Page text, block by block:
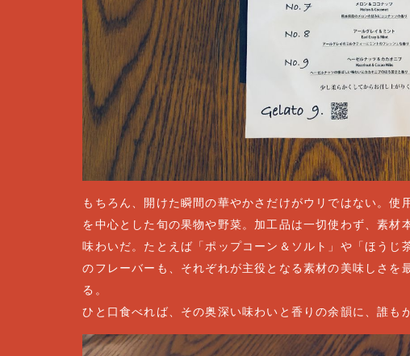
もちろん、開けた瞬間の華やかさだけがウリではない。使
を中心とした旬の果物や野菜。加工品は一切使わず、素材
味わいだ。たとえば「ポップコーン＆ソルト」や「ほうじ
のフレーバーも、それぞれが主役となる素材の美味しさを
る。
ひと口食べれば、その奥深い味わいと香りの余韻に、誰も